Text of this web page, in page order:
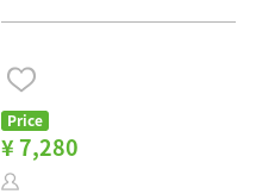
Price
¥ 7,280